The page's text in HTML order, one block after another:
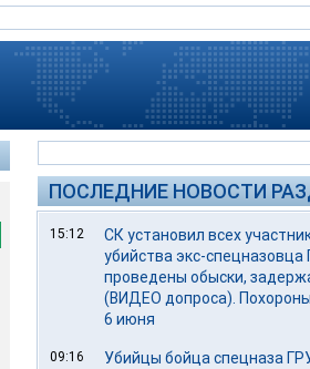
ПОСЛЕДНИЕ НОВОСТИ
15:12
СК установил всех
убийства экс-спецназовца
проведены обыски,
(ВИДЕО допроса).
6 июня
09:16
Убийцы бойца спецназа